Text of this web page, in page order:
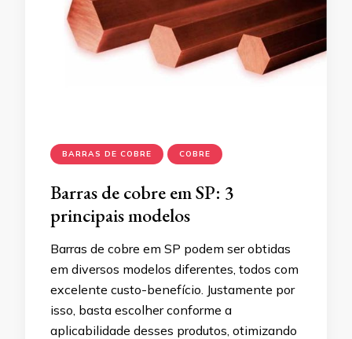
BARRAS DE COBRE COBRE
Barras de cobre em SP: 3
principais modelos
Barras de cobre em SP podem ser obtidas
em diversos modelos diferentes, todos com
excelente custo-benefício. Justamente por
isso, basta escolher conforme a
aplicabilidade desses produtos, otimizando